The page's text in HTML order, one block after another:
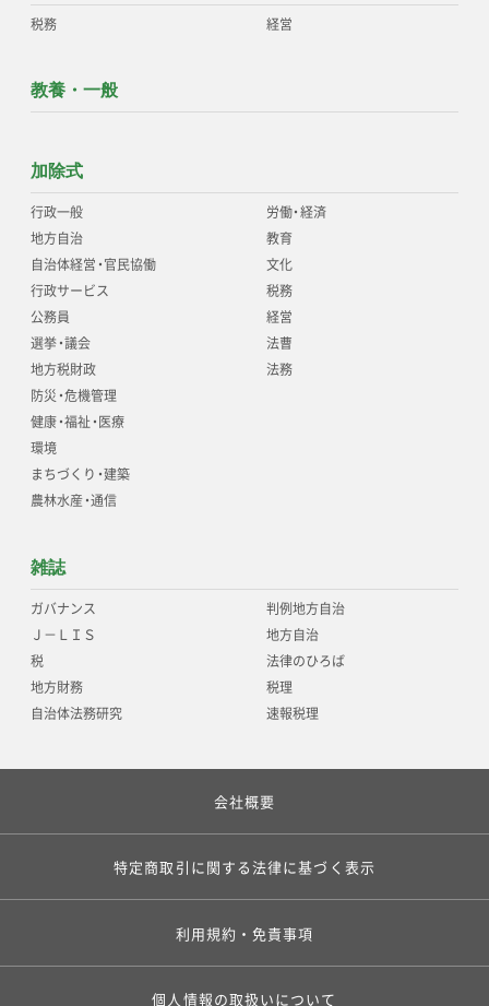
税務 経営
教養・一般
加除式
行政一般
地方自治
自治体経営・官民協働
行政サービス
公務員
選挙・議会
地方税財政
防災・危機管理
健康・福祉・医療
環境
まちづくり・建築
農林水産・通信
労働・経済
教育
文化
税務
経営
法曹
法務
雑誌
ガバナンス
Ｊ－ＬＩＳ
税
地方財務
自治体法務研究
判例地方自治
地方自治
法律のひろば
税理
速報税理
会社概要
特定商取引に関する法律に基づく表示
利用規約・免責事項
個人情報の取扱いについて